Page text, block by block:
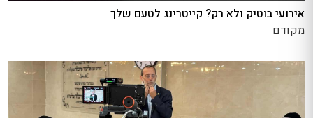
אירועי בוטיק ולא רק? קייטרינג לטעם שלך
מקודם